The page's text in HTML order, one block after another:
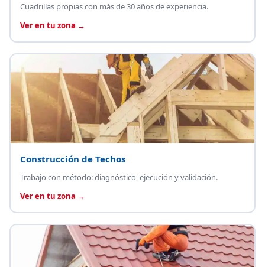
Cuadrillas propias con más de 30 años de experiencia.
Ver en tu zona →
Construcción de Techos
Trabajo con método: diagnóstico, ejecución y validación.
Ver en tu zona →